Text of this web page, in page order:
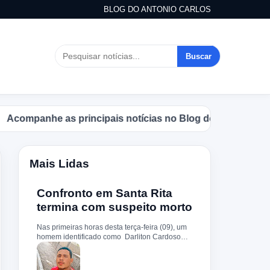
BLOG DO ANTONIO CARLOS
Buscar
as principais notícias no Blog do Antonio Carlos.
Mais Lidas
Confronto em Santa Rita
termina com suspeito morto
Nas primeiras horas desta terça-feira (09), um
homem identificado como Darliton Cardoso
Pereira morreu após confronto com a Polícia
Militar no povoado Timbotiba, zona rural de
Santa Rita. De acordo com a PM, os policiais